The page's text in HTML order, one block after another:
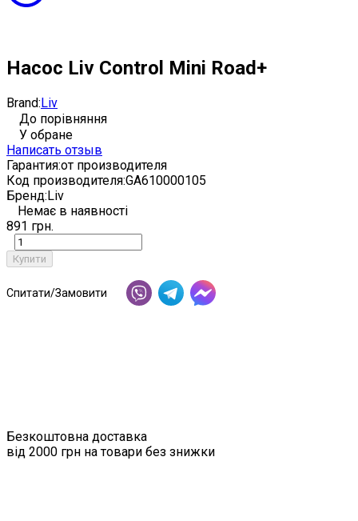
Насос Liv Control Mini Road+
Brand:Liv
До порівняння
У обране
Написать отзыв
Гарантия:от производителя
Код производителя:GA610000105
Бренд:Liv
Немає в наявності
891 грн.
Купити
Спитати/Замовити
Безкоштовна доставка
від 2000 грн на товари без знижки